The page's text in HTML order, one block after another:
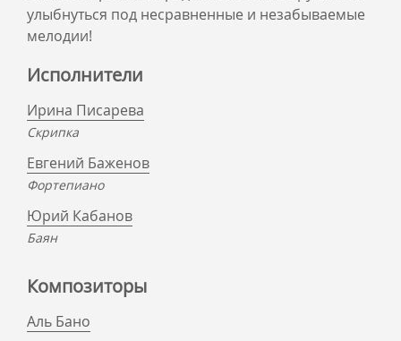
улыбнуться под несравненные и незабываемые
мелодии!
Исполнители
Ирина Писарева
Скрипка
Евгений Баженов
Фортепиано
Юрий Кабанов
Баян
Композиторы
Аль Бано